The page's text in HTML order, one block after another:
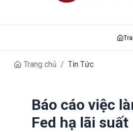
Trang chủ / Tin Tức
Báo cáo việc
Fed hạ lãi suất